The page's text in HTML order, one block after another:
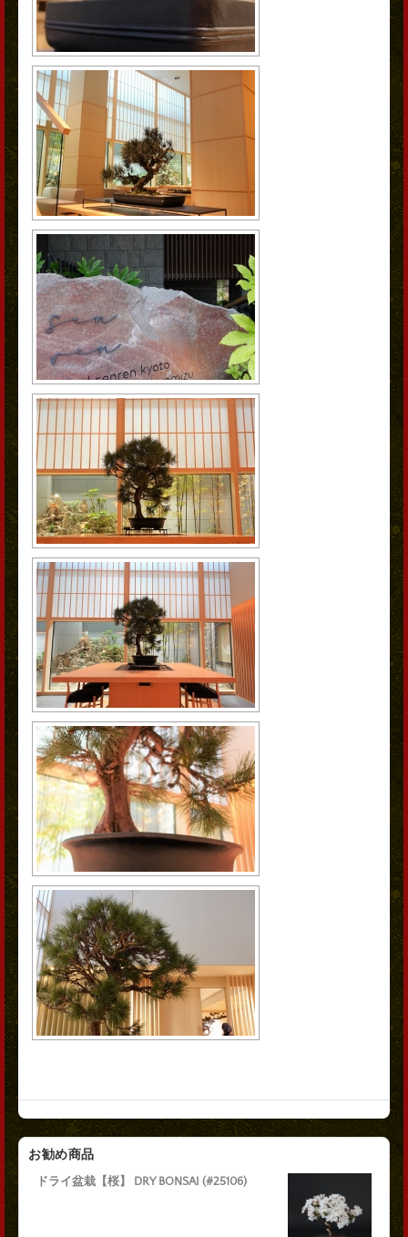
お勧め商品
ドライ盆栽【桜】 DRY BONSAI (#25106)